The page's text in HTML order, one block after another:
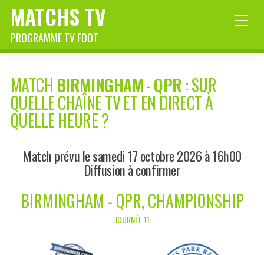
MATCHS TV
PROGRAMME TV FOOT
MATCH BIRMINGHAM-QPR: SUR
QUELLE CHAÎNE TV ET EN DIRECT À
QUELLE HEURE ?
Match prévu le samedi 17 octobre 2026 à 16h00
Diffusion à confirmer
BIRMINGHAM - QPR, CHAMPIONSHIP
JOURNÉE 11